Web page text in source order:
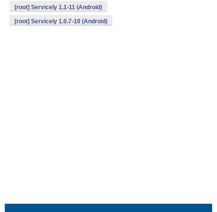
[root] Servicely 1.1-11 (Android)
[root] Servicely 1.0.7-10 (Android)